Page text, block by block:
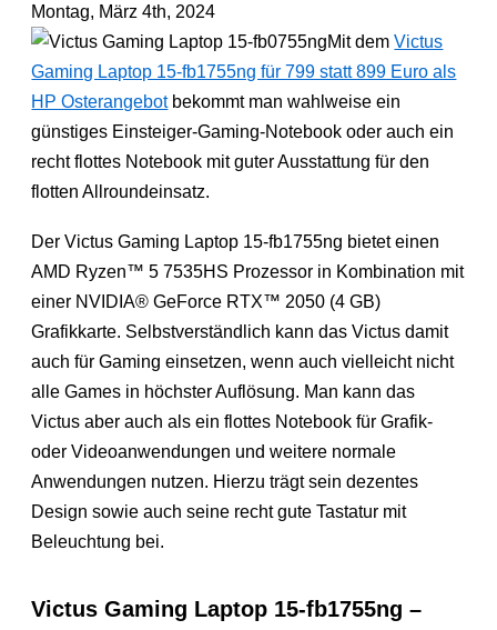
Montag, März 4th, 2024
Mit demVictus
Gaming Laptop 15-fb1755ng für 799 statt 899 Euro als
HP Osterangebotbekommt man wahlweise ein
günstiges Einsteiger-Gaming-Notebook oder auch ein
recht flottes Notebook mit guter Ausstattung für den
flotten Allroundeinsatz.
Der Victus Gaming Laptop 15-fb1755ng bietet einen
AMD Ryzen™ 5 7535HS Prozessor in Kombination mit
einer NVIDIA® GeForce RTX™ 2050 (4 GB)
Grafikkarte. Selbstverständlich kann das Victus damit
auch für Gaming einsetzen, wenn auch vielleicht nicht
alle Games in höchster Auflösung. Man kann das
Victus aber auch als ein flottes Notebook für Grafik-
oder Videoanwendungen und weitere normale
Anwendungen nutzen. Hierzu trägt sein dezentes
Design sowie auch seine recht gute Tastatur mit
Beleuchtung bei.
Victus Gaming Laptop 15-fb1755ng –